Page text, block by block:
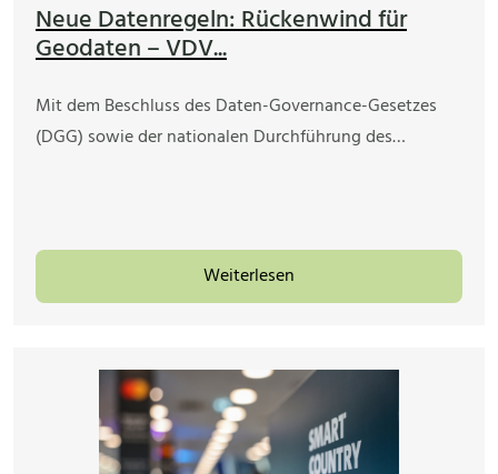
Neue Datenregeln: Rückenwind für
Geodaten – VDV...
Mit dem Beschluss des Daten-Governance-Gesetzes
(DGG) sowie der nationalen Durchführung des…
Weiterlesen